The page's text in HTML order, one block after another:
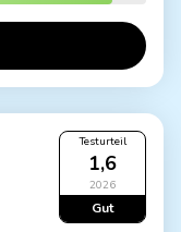
Testurteil
1,6
2026
Gut